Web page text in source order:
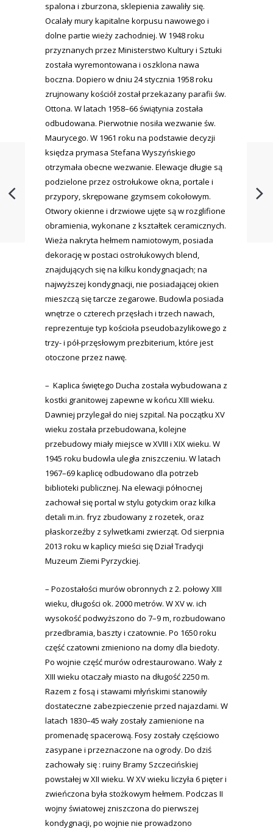
spalona i zburzona, sklepienia zawaliły się.
Ocalały mury kapitalne korpusu nawowego i
dolne partie wieży zachodniej. W 1948 roku
przyznanych przez Ministerstwo Kultury i Sztuki
została wyremontowana i oszklona nawa
boczna. Dopiero w dniu 24 stycznia 1958 roku
zrujnowany kościół został przekazany parafii św.
Ottona. W latach 1958–66 świątynia została
odbudowana. Pierwotnie nosiła wezwanie św.
Maurycego. W 1961 roku na podstawie decyzji
księdza prymasa Stefana Wyszyńskiego
otrzymała obecne wezwanie. Elewacje długie są
podzielone przez ostrołukowe okna, portale i
przypory, skrępowane gzymsem cokołowym.
Otwory okienne i drzwiowe ujęte są w rozglifione
obramienia, wykonane z kształtek ceramicznych.
Wieża nakryta hełmem namiotowym, posiada
dekorację w postaci ostrołukowych blend,
znajdujących się na kilku kondygnacjach; na
najwyższej kondygnacji, nie posiadającej okien
mieszczą się tarcze zegarowe. Budowla posiada
wnętrze o czterech przęsłach i trzech nawach,
reprezentuje typ kościoła pseudobazylikowego z
trzy- i pół-przęsłowym prezbiterium, które jest
otoczone przez nawę.
– Kaplica świętego Ducha została wybudowana z
kostki granitowej zapewne w końcu XIII wieku.
Dawniej przylegał do niej szpital. Na początku XV
wieku została przebudowana, kolejne
przebudowy miały miejsce w XVIII i XIX wieku. W
1945 roku budowla uległa zniszczeniu. W latach
1967–69 kaplicę odbudowano dla potrzeb
biblioteki publicznej. Na elewacji północnej
zachował się portal w stylu gotyckim oraz kilka
detali m.in. fryz zbudowany z rozetek, oraz
płaskorzeźby z sylwetkami zwierząt. Od sierpnia
2013 roku w kaplicy mieści się Dział Tradycji
Muzeum Ziemi Pyrzyckiej.
– Pozostałości murów obronnych z 2. połowy XIII
wieku, długości ok. 2000 metrów. W XV w. ich
wysokość podwyższono do 7–9 m, rozbudowano
przedbramia, baszty i czatownie. Po 1650 roku
część czatowni zmieniono na domy dla biedoty.
Po wojnie część murów odrestaurowano. Wały z
XIII wieku otaczały miasto na długość 2250 m.
Razem z fosą i stawami młyńskimi stanowiły
dostateczne zabezpieczenie przed najazdami. W
latach 1830–45 wały zostały zamienione na
promenadę spacerową. Fosy zostały częściowo
zasypane i przeznaczone na ogrody. Do dziś
zachowały się : ruiny Bramy Szczecińskiej
powstałej w XII wieku. W XV wieku liczyła 6 pięter i
zwieńczona była stożkowym hełmem. Podczas II
wojny światowej zniszczona do pierwszej
kondygnacji, po wojnie nie prowadzono